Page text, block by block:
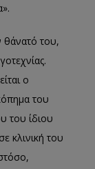
θάνατό του,
ο
του
του ίδιου
κλινική του